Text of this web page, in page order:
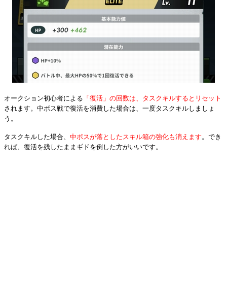
オークション初心者による 「復活」の回数は、タスクキルするとリセット
されます。中ボス戦で復活を消費した場合は、一度タスクキルしましょ
う。
タスクキルした場合、 中ボスが落としたスキル箱の強化も消えます。でき
れば、復活を残したままギドを倒した方がいいです。